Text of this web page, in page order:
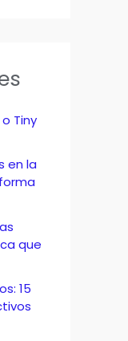
Tiny
en la
que
15